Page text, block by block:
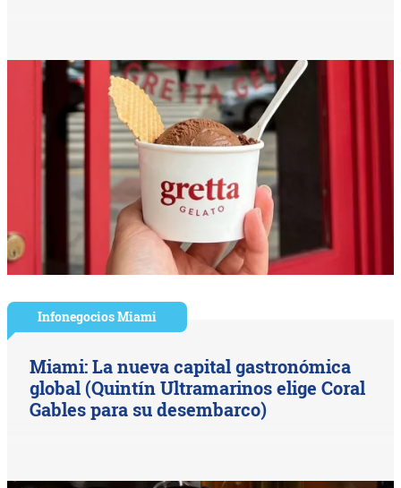
Infonegocios Miami
Miami: La nueva capital gastronómica
global (Quintín Ultramarinos elige Coral
Gables para su desembarco)